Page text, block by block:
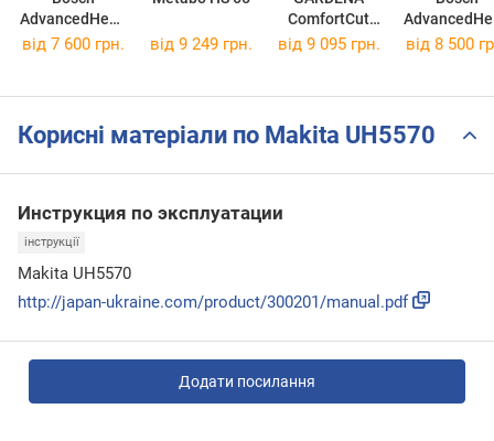
AdvancedHedg
eCut 65
ComfortCut
600/55 9834-
eCut 70
від 7 600 грн. від 9 249 грн. від 9 095 грн. від 8 500
Корисні матеріали по Makita UH5570
Инструкция по эксплуатации
інструкції
Makita UH5570
http://japan-ukraine.com/product/300201/manual.pdf
Додати посилання